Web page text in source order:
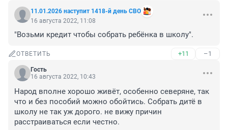
11.01.2026 наступит 1418-й день СВО
16 августа 2022, 11:08
"Возьми кредит чтобы собрать ребёнка в школу".
ОТВЕТИТЬ +11 –1
Гость
16 августа 2022, 10:43
Народ вполне хорошо живёт, особенно северяне, так
что и без пособий можно обойтись. Собрать дитё в
школу не так уж дорого. не вижу причин
расстраиваться если честно.